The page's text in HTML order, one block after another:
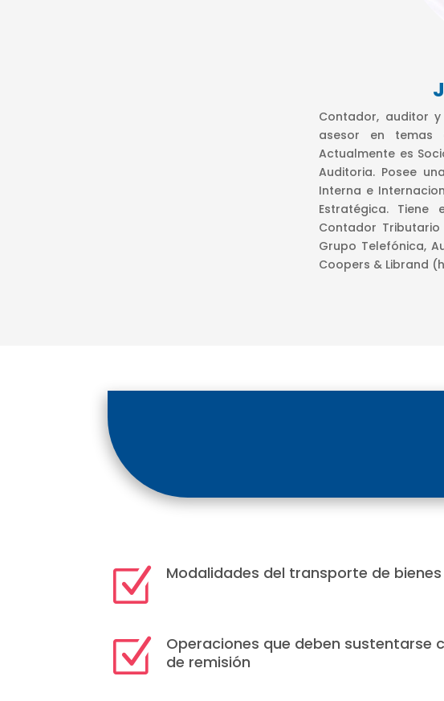
Contador, auditor
asesor en temas
Actualmente es
Auditoria. Posee
Interna e
Estratégica. Tiene
Contador
Grupo Telefónica,
Coopers & Librand
Z Modalidades del transporte de bienes
Z
Operaciones que deben sustentarse
de remisión